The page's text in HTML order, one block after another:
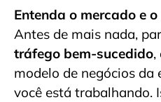
Entenda o mercado e
Antes de mais nada,
tráfego bem-sucedido,
modelo de negócios da
você está trabalhando.